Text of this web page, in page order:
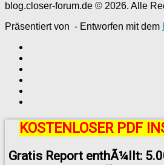
blog.closer-forum.de © 2026. Alle
Präsentiert von - Entworfen mit dem
KOSTENLOSER PDF
Gratis Report enthÃ¼llt: